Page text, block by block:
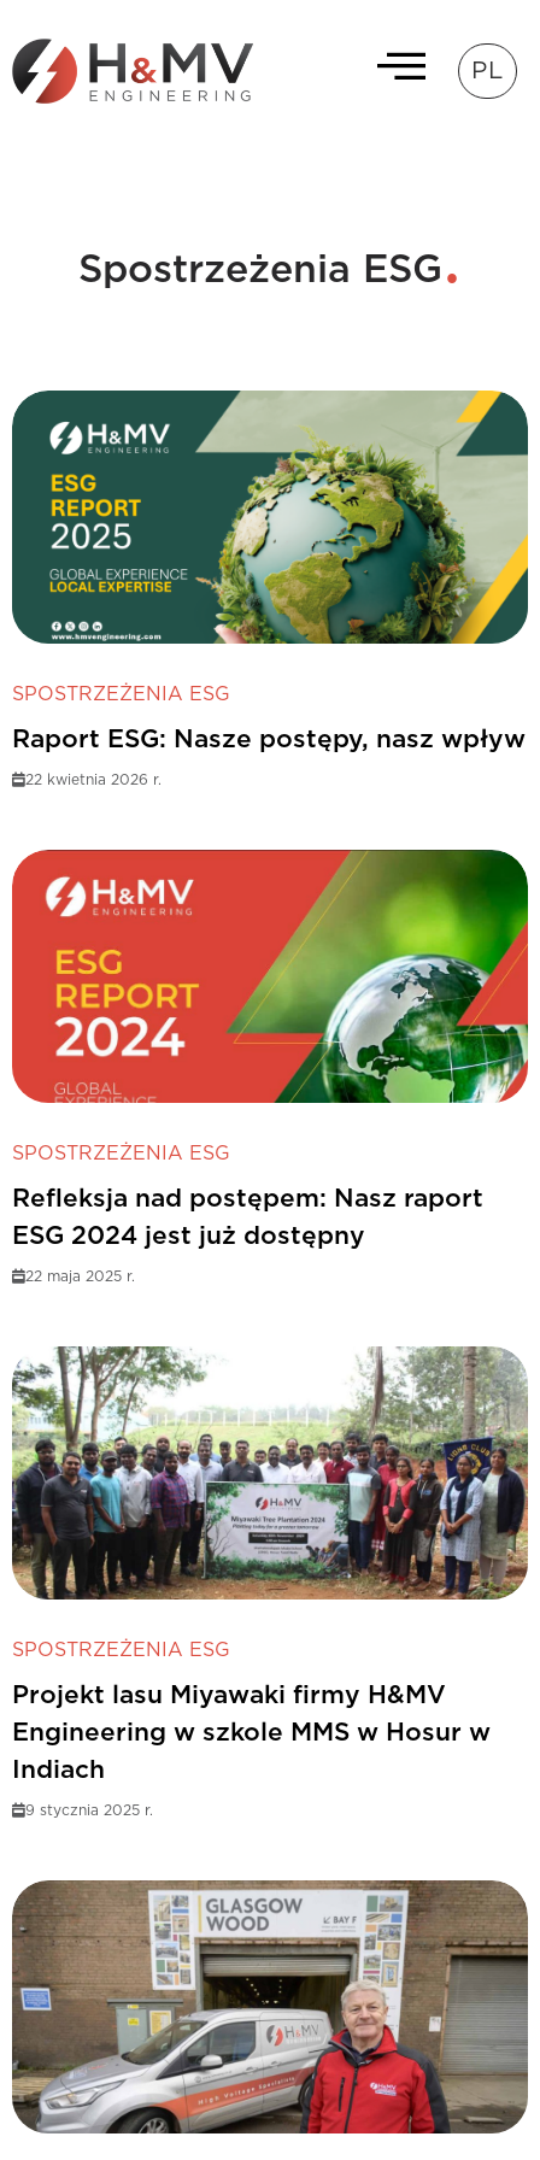
PL
Spostrzeżenia ESG
SPOSTRZEŻENIA ESG
Raport ESG: Nasze postępy, nasz wpływ
22 kwietnia 2026 r.
SPOSTRZEŻENIA ESG
Refleksja nad postępem: Nasz raport
ESG 2024 jest już dostępny
22 maja 2025 r.
SPOSTRZEŻENIA ESG
Projekt lasu Miyawaki firmy H&MV
Engineering w szkole MMS w Hosur w
Indiach
9 stycznia 2025 r.